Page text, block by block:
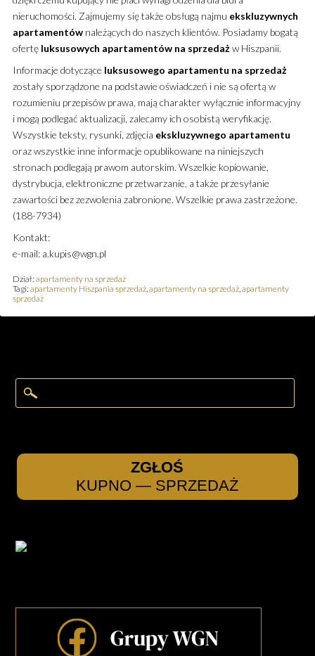
nieruchomości. Zajmujemy się także obsługą najmu ekskluzywnych
apartamentównależących do naszych klientów. Posiadamy bogatą
ofertę luksusowych apartamentów na sprzedażw Hiszpanii.
Informacje dotyczące luksusowego apartamentu na sprzedaż
zostały sporządzone na podstawie oświadczeń i nie są ofertą w
rozumieniu przepisów prawa, mają charakter wyłącznie informacyjny
i mogą podlegać aktualizacji, zalecamy ich osobistą weryfikację.
Wszystkie teksty, rysunki, zdjęcia ekskluzywnego apartamentu
oraz wszystkie inne informacje opublikowane na niniejszych
stronach podlegają prawom autorskim. Wszelkie kopiowanie,
dystrybucja, elektroniczne przetwarzanie, a także przesyłanie
zawartości bez zezwolenia zabronione. Wszelkie prawa zastrzeżone.
(188-7934)
Kontakt:
e-mail: a.kupis@wgn.pl
Dział: apartamenty na sprzedaż
Tagi: apartamenty Hiszpania sprzedaż, apartamenty na sprzedaż, apartamenty
sprzedaż
ZGŁOŚ
KUPNO — SPRZEDAŻ